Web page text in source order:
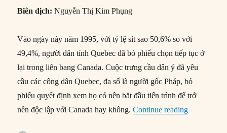
Biên dịch: Nguyễn Thị Kim Phụng
Vào ngày này năm 1995, với tỷ lệ sít sao 50,6% so với
49,4%, người dân tỉnh Quebec đã bỏ phiếu chọn tiếp tục ở
lại trong liên bang Canada. Cuộc trưng cầu dân ý đã yêu
cầu các công dân Quebec, đa số là người gốc Pháp, bỏ
phiếu quyết định xem họ có nên bắt đầu tiến trình để trở
nên độc lập với Canada hay không.Continue reading“30/10/